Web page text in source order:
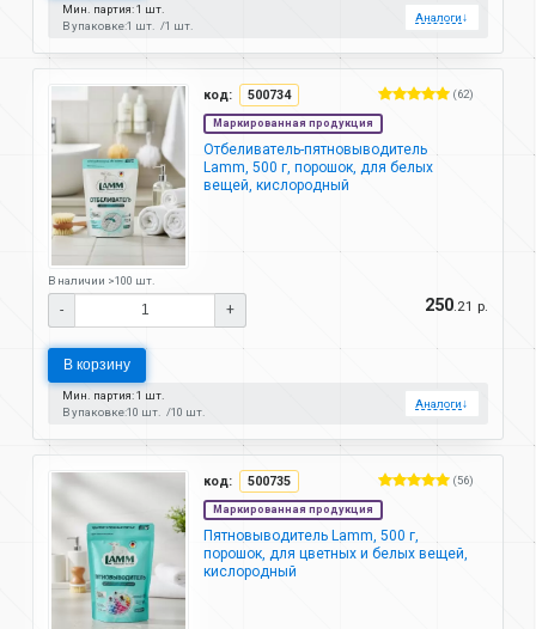
Мин. партия: 1 шт.
В упаковке:1 шт. 1 шт.
Аналоги↓
код: 500734 (62)
Маркированная продукция
Отбеливатель-пятновыводитель
Lamm, 500 г, порошок, для белых
вещей, кислородный
В наличии >100 шт.
- + 250 .21 р.
В корзину
Мин. партия: 1 шт.
В упаковке:10 шт. 10 шт.
Аналоги↓
код: 500735 (56)
Маркированная продукция
Пятновыводитель Lamm, 500 г,
порошок, для цветных и белых вещей,
кислородный